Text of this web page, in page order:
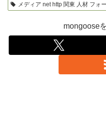
メディア net http 関東 人材 フォ
mongoose